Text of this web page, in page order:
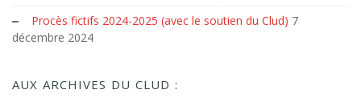
Procès fictifs 2024-2025 (avec le soutien du Clud) 7
décembre 2024
AUX ARCHIVES DU CLUD :